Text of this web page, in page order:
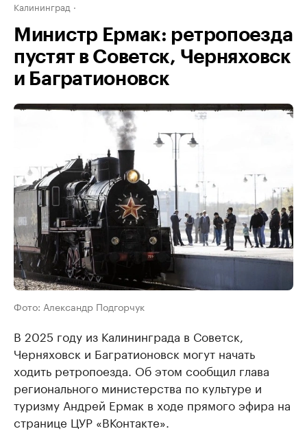
Калининград
Министр Ермак: ретропоезда
пустят в Советск, Черняховск
и Багратионовск
Фото: Александр Подгорчук
В 2025 году из Калининграда в Советск,
Черняховск и Багратионовск могут начать
ходить ретропоезда. Об этом сообщил глава
регионального министерства по культуре и
туризму Андрей Ермак в ходе прямого эфира на
странице ЦУР «ВКонтакте».